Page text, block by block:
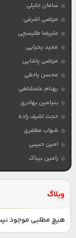
سامان جلیلی
مرتضی اشرفی
علیرضا طلیسچی
مجید یحیایی
مرتضی پاشایی
محسن یاحقی
بهنام علمشاهی
بنیامین بهادری
حجت اشرف زاده
شهاب مظفری
امین حبیبی
رامین بیباک
وبلاگ
هیچ مطلبی موجود